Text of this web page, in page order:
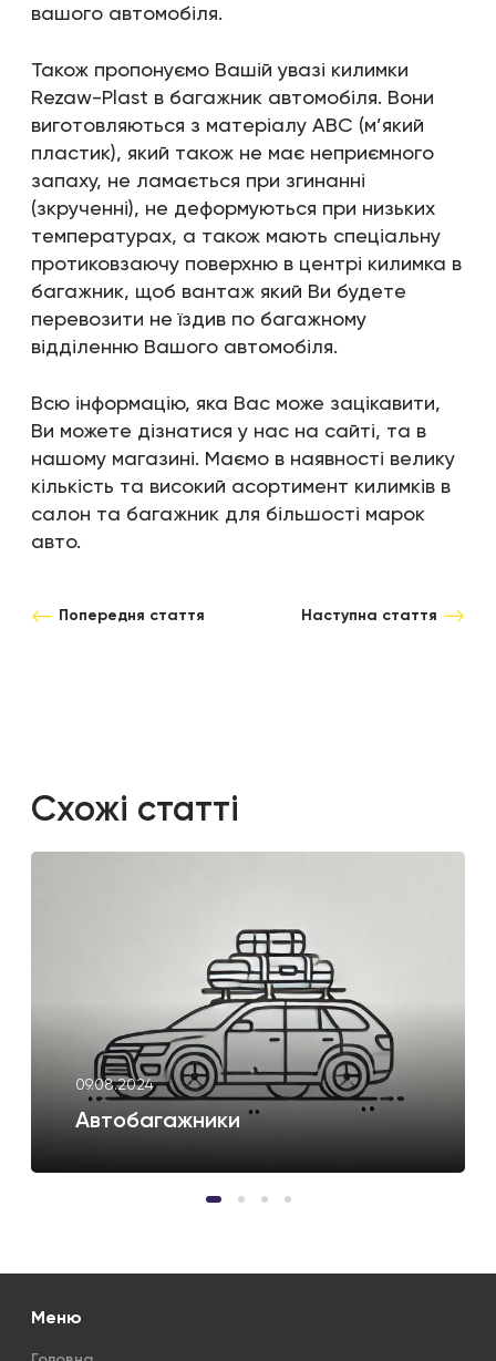
вашого автомобіля.
Також пропонуємо Вашій увазі килимки
Rezaw-Plast в багажник автомобіля. Вони
виготовляються з матеріалу АВС (м’який
пластик), який також не має неприємного
запаху, не ламається при згинанні
(зкрученні), не деформуються при низьких
температурах, а також мають спеціальну
протиковзаючу поверхню в центрі килимка в
багажник, щоб вантаж який Ви будете
перевозити не їздив по багажному
відділенню Вашого автомобіля.
Всю інформацію, яка Вас може зацікавити,
Ви можете дізнатися у нас на сайті, та в
нашому магазині. Маємо в наявності велику
кількість та високий асортимент килимків в
салон та багажник для більшості марок
авто.
Попередня стаття Наступна стаття
Схожі статті
09.08.2024
Автобагажники
Меню